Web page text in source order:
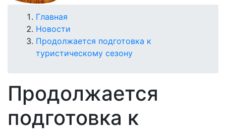
Строка
навигации
Главная
Новости
Продолжается подготовка к
туристическому сезону
Продолжается
подготовка к